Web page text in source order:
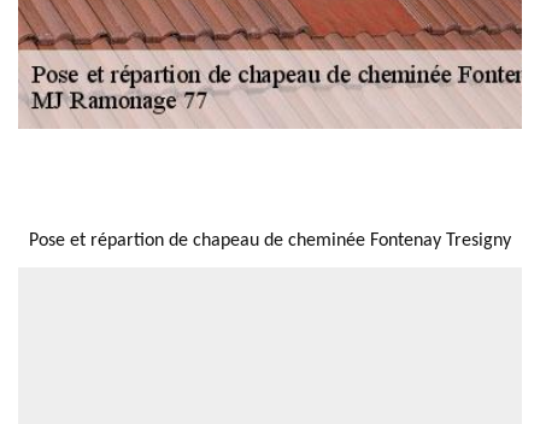
Pose et répartion de chapeau de cheminée Fontenay Tresigny